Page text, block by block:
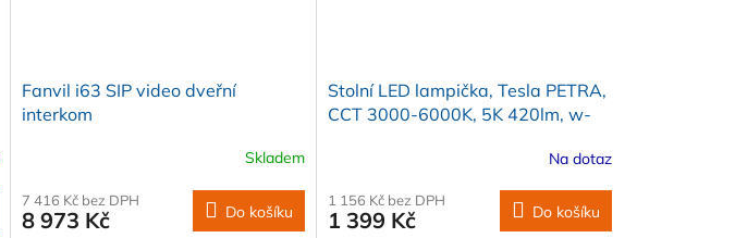
Fanvil i63 SIP video dveřní
interkom
Skladem
7 416 Kč bez DPH
8 973 Kč Do košíku
Stolní LED lampička, Tesla PETRA,
CCT 3000-6000K, 5K 420lm, w-
Na dotaz
1 156 Kč bez DPH
1 399 Kč Do košíku